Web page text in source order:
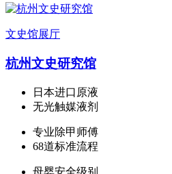
文史馆展厅
杭州文史研究馆
日本进口原液
无光触媒液剂
专业除甲师傅
68道标准流程
母婴安全级别